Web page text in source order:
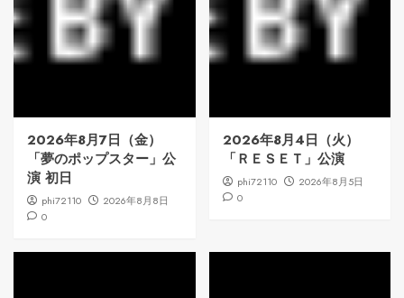
2026年8月7日（金）
「夢のポップスター」公
演 初日
phi72110
2026年8月8日
0
2026年8月4日（火）
「ＲＥＳＥＴ」公演
phi72110
2026年8月5日
0